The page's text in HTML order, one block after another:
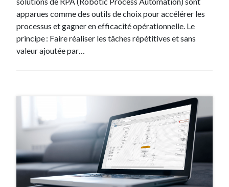
apparues comme des outils de choix pour accélérer les
processus et gagner en efficacité opérationnelle. Le
principe : Faire réaliser les tâches répétitives et sans
valeur ajoutée par…